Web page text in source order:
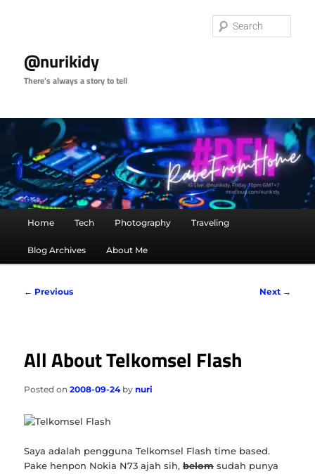
@nurikidy
There's always a story to tell
Home Tech Photography Traveling
Blog Archives About Me
Post
← Previous Next →
All About Telkomsel Flash
Posted on2008-09-24 bynuri
Saya adalah pengguna Telkomsel Flash time based.
Pake henpon Nokia N73 ajah sih,belom sudah punya